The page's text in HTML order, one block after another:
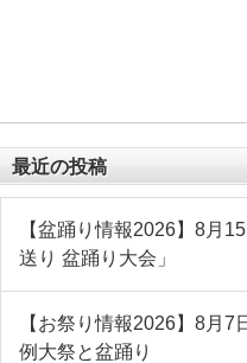
最近の投稿
【盆踊り情報2026】8月
送り 盆踊り大会」
【お祭り情報2026】8月
例大祭と盆踊り